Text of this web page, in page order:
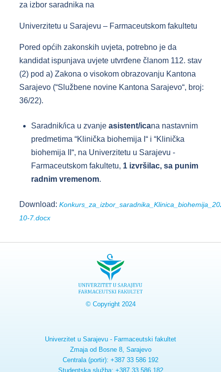
za izbor saradnika na
Univerzitetu u Sarajevu – Farmaceutskom fakultetu
Pored općih zakonskih uvjeta, potrebno je da
kandidat ispunjava uvjete utvrđene članom 112. stav
(2) pod a) Zakona o visokom obrazovanju Kantona
Sarajevo (“Službene novine Kantona Sarajevo“, broj:
36/22).
Saradnik/ica u zvanje asistent/icana nastavnim
predmetima “Klinička biohemija I“ i “Klinička
biohemija II“, na Univerzitetu u Sarajevu -
Farmaceutskom fakultetu, 1 izvršilac, sa punim
radnim vremenom.
Download:
10-7.docx
© Copyright 2024
Univerzitet u Sarajevu - Farmaceutski fakultet
Zmaja od Bosne 8, Sarajevo
Centrala (portir): +387 33 586 192
Studentska služba: +387 33 586 182